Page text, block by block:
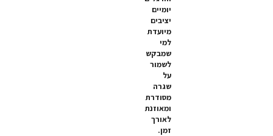
יומיים
יציבים
מיועדת
למי
שמבקש
לשמור
על
שגרה
מסודרת
ומאוזנת
לאורך
זמן.